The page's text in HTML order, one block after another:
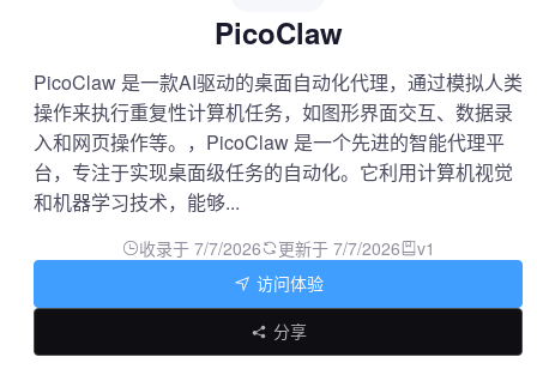
PicoClaw
PicoClaw 是一款AI驱动的桌面自动化代理，通过模拟人类
操作来执行重复性计算机任务，如图形界面交互、数据录
入和网页操作等。，PicoClaw 是一个先进的智能代理平
台，专注于实现桌面级任务的自动化。它利用计算机视觉
和机器学习技术，能够...
收录于 7/7/2026 更新于 7/7/2026 v1
访问体验
分享